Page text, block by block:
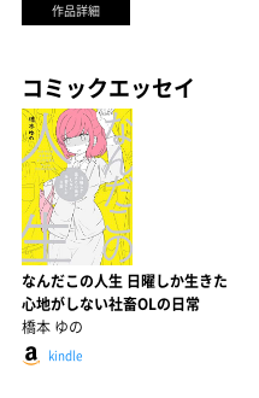
作品詳細
コミックエッセイ
なんだこの人生 日曜しか生きた
心地がしない社畜OLの日常
橋本 ゆの
kindle